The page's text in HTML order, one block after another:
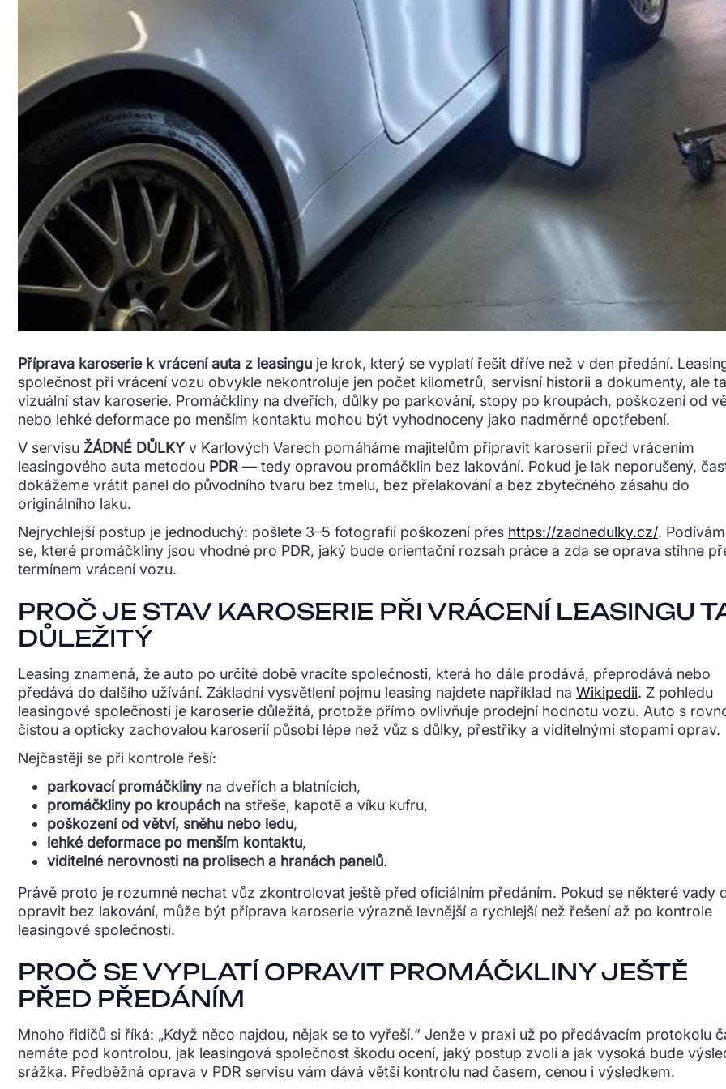
Příprava karoserie k vrácení auta z leasingu je krok, který se vyplatí řešit dříve než v den předání.
společnost při vrácení vozu obvykle nekontroluje jen počet kilometrů, servisní historii a dokumenty, ale
vizuální stav karoserie. Promáčkliny na dveřích, důlky po parkování, stopy po kroupách, poškození od
nebo lehké deformace po menším kontaktu mohou být vyhodnoceny jako nadměrné opotřebení.
V servisu ŽÁDNÉ DŮLKYv Karlových Varech pomáháme majitelům připravit karoserii před vrácením
leasingového auta metodou PDR — tedy opravou promáčklin bez lakování. Pokud je lak neporušený,
dokážeme vrátit panel do původního tvaru bez tmelu, bez přelakování a bez zbytečného zásahu do
originálního laku.
Nejrychlejší postup je jednoduchý: pošlete 3–5 fotografií poškození přes https://zadnedulky.cz/.
se, které promáčkliny jsou vhodné pro PDR, jaký bude orientační rozsah práce a zda se oprava stihne
termínem vrácení vozu.
PROČ JE STAV KAROSERIE PŘI VRÁCENÍ LEASINGU
DŮLEŽITÝ
Leasing znamená, že auto po určité době vracíte společnosti, která ho dále prodává, přeprodává nebo
předává do dalšího užívání. Základní vysvětlení pojmu leasing najdete například na Wikipedii. Z pohledu
leasingové společnosti je karoserie důležitá, protože přímo ovlivňuje prodejní hodnotu vozu. Auto s
čistou a opticky zachovalou karoserií působí lépe než vůz s důlky, přestřiky a viditelnými stopami oprav.
Nejčastěji se při kontrole řeší:
parkovací promáčklinyna dveřích a blatnících,
promáčkliny po kroupách na střeše, kapotě a víku kufru,
poškození od větví, sněhu nebo ledu,
lehké deformace po menším kontaktu,
viditelné nerovnosti na prolisech a hranách panelů.
Právě proto je rozumné nechat vůz zkontrolovat ještě před oficiálním předáním. Pokud se některé vady
opravit bez lakování, může být příprava karoserie výrazně levnější a rychlejší než řešení až po kontrole
leasingové společnosti.
PROČ SE VYPLATÍ OPRAVIT PROMÁČKLINY JEŠTĚ
PŘED PŘEDÁNÍM
Mnoho řidičů si říká: „Když něco najdou, nějak se to vyřeší.“ Jenže v praxi už po předávacím protokolu
nemáte pod kontrolou, jak leasingová společnost škodu ocení, jaký postup zvolí a jak vysoká bude
srážka. Předběžná oprava v PDR servisu vám dává větší kontrolu nad časem, cenou i výsledkem.